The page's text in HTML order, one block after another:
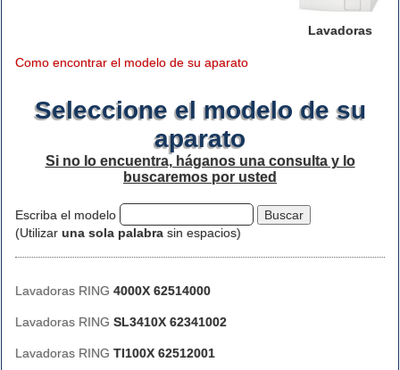
Lavadoras
Como encontrar el modelo de su aparato
Seleccione el modelo de su
aparato
Si no lo encuentra, háganos una consulta y lo
buscaremos por usted
Escriba el modelo
(Utilizar una sola palabra sin espacios)
Lavadoras RING 4000X 62514000
Lavadoras RING SL3410X 62341002
Lavadoras RING TI100X 62512001